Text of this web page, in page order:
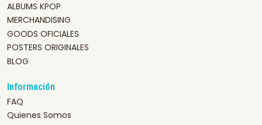
ALBUMS KPOP
MERCHANDISING
GOODS OFICIALES
POSTERS ORIGINALES
BLOG
Información
FAQ
Quienes Somos